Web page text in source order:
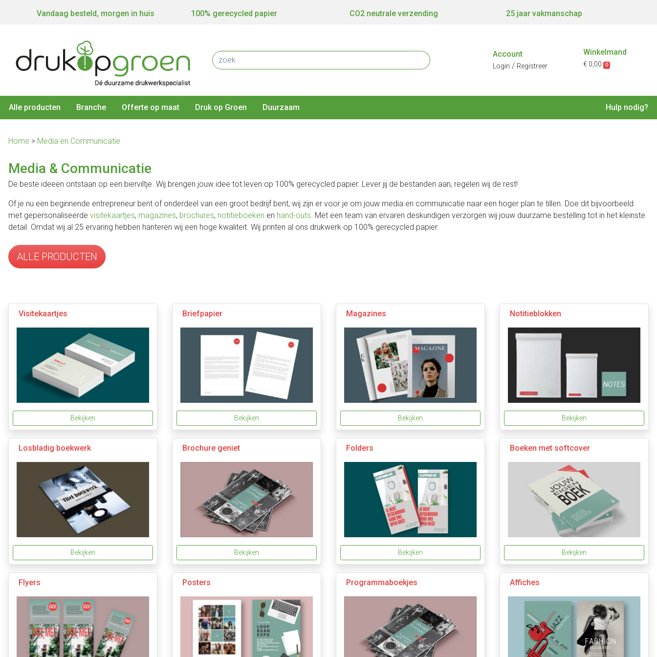
Vandaag besteld, morgen in huis 100% gerecycled papier CO2 neutrale verzending 25 jaar vakmanschap
Account
Login / Registreer
Winkelmand
€ 0,00 0
Alle producten Branche Offerte op maat Druk op Groen Duurzaam Hulp nodig?
Home > Media en Communicatie
Media & Communicatie
De beste ideeën ontstaan op een bierviltje. Wij brengen jouw idee tot leven op 100% gerecycled papier. Lever jij de bestanden aan, regelen wij de rest!
Of je nu een beginnende entrepreneur bent of onderdeel van een groot bedrijf bent, wij zijn er voor je om jouw media en communicatie naar een hoger plan te tillen. Doe dit bijvoorbeeld
met gepersonaliseerde visitekaartjes, magazines, brochures, notitieboeken en hand-outs. Met een team van ervaren deskundigen verzorgen wij jouw duurzame bestelling tot in het kleinste
detail. Omdat wij al 25 ervaring hebben hanteren wij een hoge kwaliteit. Wij printen al ons drukwerk op 100% gerecycled papier.
ALLE PRODUCTEN
Visitekaartjes
Bekijken
Briefpapier
Bekijken
Magazines
Bekijken
Notitieblokken
Bekijken
Losbladig boekwerk
Bekijken
Brochure geniet
Bekijken
Folders
Bekijken
Boeken met softcover
Bekijken
Flyers Posters Programmaboekjes Affiches